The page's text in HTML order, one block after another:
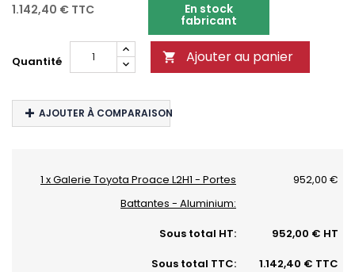
1.142,40 € TTC En stock
fabricant
Quantité  Ajouter au panier
AJOUTER À COMPARAISON
1 x Galerie Toyota Proace L2H1 - Portes
Battantes - Aluminium:
952,00 €
Sous total HT:
952,00 € HT
Sous total TTC:
1.142,40 € TTC